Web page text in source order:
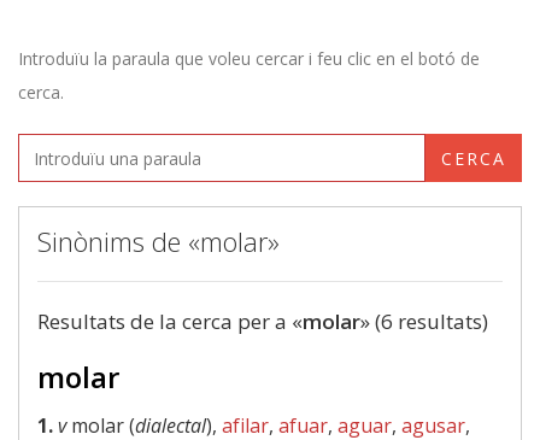
Introduïu la paraula que voleu cercar i feu clic en el botó de
cerca.
CERCA
Sinònims de «molar»
Resultats de la cerca per a «molar» (6 resultats)
molar
1.vmolar (dialectal), afilar, afuar, aguar, agusar,